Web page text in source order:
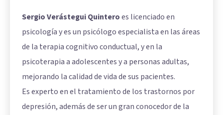
Sergio Verástegui Quinteroes licenciado en
psicología y es un psicólogo especialista en las áreas
de la terapia cognitivo conductual, y en la
psicoterapia a adolescentes y a personas adultas,
mejorando la calidad de vida de sus pacientes.
Es experto en el tratamiento de los trastornos por
depresión, además de ser un gran conocedor de la